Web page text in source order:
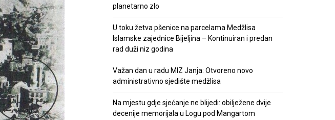
planetarno zlo
U toku žetva pšenice na parcelama Medžlisa
Islamske zajednice Bijeljina – Kontinuiran i predan
rad duži niz godina
Važan dan u radu MIZ Janja: Otvoreno novo
administrativno sjedište medžlisa
Na mjestu gdje sjećanje ne blijedi: obilježene dvije
decenije memorijala u Logu pod Mangartom